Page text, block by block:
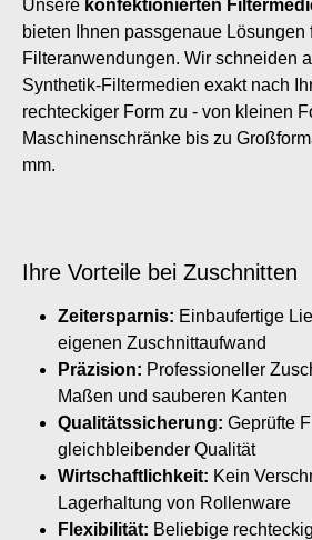
Unsere konfektionierten
bieten Ihnen passgenaue Lösungen
Filteranwendungen. Wir schneiden
Synthetik-Filtermedien exakt nach
rechteckiger Form zu - von kleinen
Maschinenschränke bis zu
mm.
Ihre Vorteile bei Zuschnitten
Zeitersparnis: Einbaufertige
eigenen Zuschnittaufwand
Präzision: Professioneller
Maßen und sauberen Kanten
Qualitätssicherung: Geprüfte
gleichbleibender Qualität
Wirtschaftlichkeit: Kein
Lagerhaltung von Rollenware
Flexibilität: Beliebige